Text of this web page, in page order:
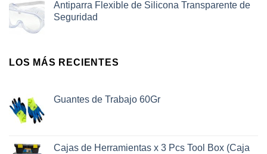
Antiparra Flexible de Silicona Transparente de
Seguridad
LOS MÁS RECIENTES
Guantes de Trabajo 60Gr
Cajas de Herramientas x 3 Pcs Tool Box (Caja